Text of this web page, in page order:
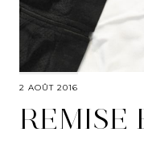
2 AOÛT 2016
REMISE